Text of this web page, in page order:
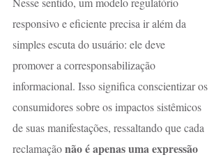
responsivo e eficiente precisa ir além da
simples escuta do usuário: ele deve
promover a corresponsabilização
informacional. Isso significa conscientizar os
consumidores sobre os impactos sistêmicos
de suas manifestações, ressaltando que cada
reclamação não é apenas uma expressão